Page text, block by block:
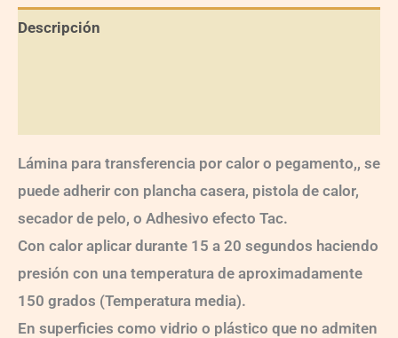
Descripción
Lámina para transferencia por calor o pegamento,, se
puede adherir con plancha casera, pistola de calor,
secador de pelo, o Adhesivo efecto Tac.
Con calor aplicar durante 15 a 20 segundos haciendo
presión con una temperatura de aproximadamente
150 grados (Temperatura media).
En superficies como vidrio o plástico que no admiten